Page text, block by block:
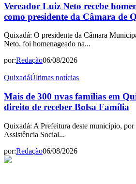
Vereador Luiz Neto recebe
como presidente da Câmara de
Quixadá: O presidente da Câmara
Neto, foi homenageado na...
por:Redação06/08/2026
QuixadáÚltimas notícias
Mais de 300 nvas famílias em
direito de receber Bolsa Família
Quixadá: A Prefeitura deste município, por
Assistência Social...
por:Redação06/08/2026